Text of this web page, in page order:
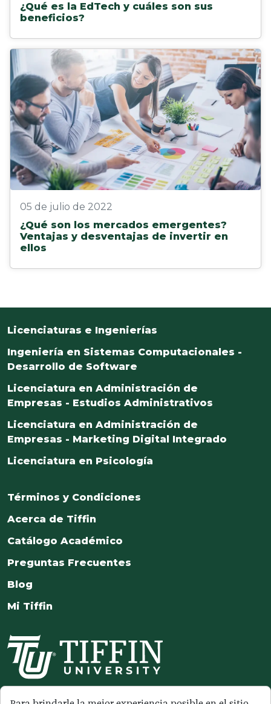
¿Qué es la EdTech y cuáles son sus
beneficios?
05 de julio de 2022
¿Qué son los mercados emergentes?
Ventajas y desventajas de invertir en
ellos
Licenciaturas e Ingenierías
Ingeniería en Sistemas Computacionales -
Desarrollo de Software
Licenciatura en Administración de
Empresas - Estudios Administrativos
Licenciatura en Administración de
Empresas - Marketing Digital Integrado
Licenciatura en Psicología
Términos y Condiciones
Acerca de Tiffin
Catálogo Académico
Preguntas Frecuentes
Blog
Mi Tiffin